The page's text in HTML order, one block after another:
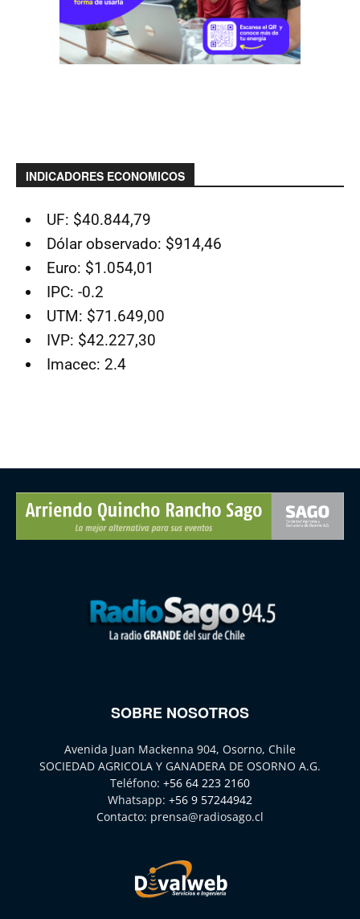
INDICADORES ECONOMICOS
UF: $40.844,79
Dólar observado: $914,46
Euro: $1.054,01
IPC: -0.2
UTM: $71.649,00
IVP: $42.227,30
Imacec: 2.4
SOBRE NOSOTROS
Avenida Juan Mackenna 904, Osorno, Chile
SOCIEDAD AGRICOLA Y GANADERA DE OSORNO A.G.
Teléfono: +56 64 223 2160
Whatsapp: +56 9 57244942
Contacto: prensa@radiosago.cl